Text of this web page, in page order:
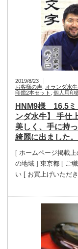
2019/8/23
お客様の声 オランダ水牛
印鑑2本セット
個人用印
HNM9様 16.5ミ
ンダ水牛】 手仕
美しく、手に持
綺麗に出ました。
[ ホームページ掲載
の地域 ] 東京都 [ ご
い [ お買上げいただ